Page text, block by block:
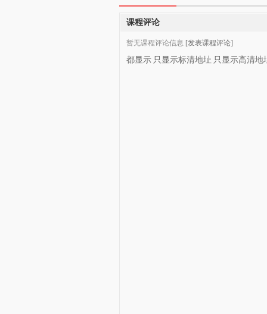
课程评论
暂无课程评论信息 [发表课程评论]
都显示 只显示标清地址 只显示高清地